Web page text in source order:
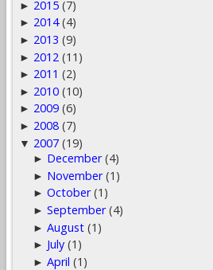
► 2015 (7)
► 2014 (4)
► 2013 (9)
► 2012 (11)
► 2011 (2)
► 2010 (10)
► 2009 (6)
► 2008 (7)
▼ 2007 (19)
► December (4)
► November (1)
►October (1)
►September (4)
►August (1)
► July (1)
►April (1)